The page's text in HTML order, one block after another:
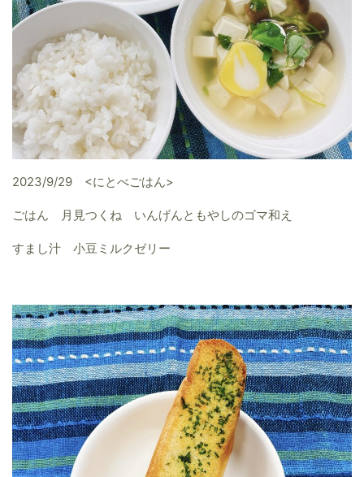
2023/9/29 <にとべごはん>
ごはん 月見つくね いんげんともやしのゴマ和え
すまし汁 小豆ミルクゼリー